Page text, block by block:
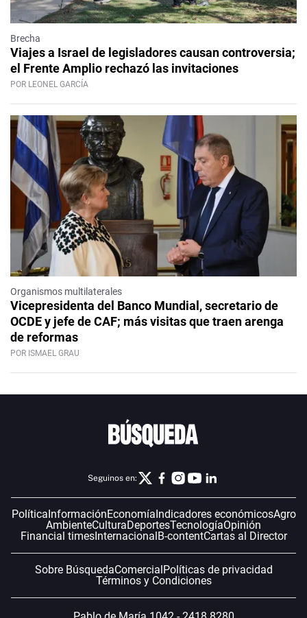
Brecha
Viajes a Israel de legisladores causan controversia;
el Frente Amplio rechazó las invitaciones
POR LEONEL GARCÍA
Organismos multilaterales
Vicepresidenta del Banco Mundial, secretario de
OCDE y jefe de CAF; más visitas que traen arenga
de reformas
POR ISMAEL GRAU
Seguinos en:
Política InformaciónEconomía Indicadores económicosAgro
AmbienteCulturaDeportesTecnologíaOpinión
Financial timesInternacional B-contentCartas al Director
Sobre BúsquedaComercial Políticas de privacidad
Términos y Condiciones